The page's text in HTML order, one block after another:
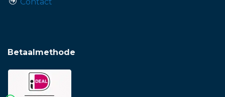
Betaalmethode